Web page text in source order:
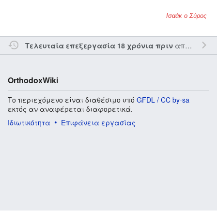
Ισαάκ ο Σύρος
Τελευταία επεξεργασία 18 χρόνια πριναπό τον την
OrthodoxWiki
Το περιεχόμενο είναι διαθέσιμο υπό GFDL / CC by-sa
εκτός αν αναφέρεται διαφορετικά.
Ιδιωτικότητα
Επιφάνεια εργασίας